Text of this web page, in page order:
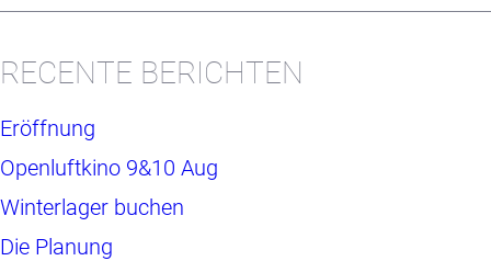
RECENTE BERICHTEN
Eröffnung
Openluftkino 9&10 Aug
Winterlager buchen
Die Planung